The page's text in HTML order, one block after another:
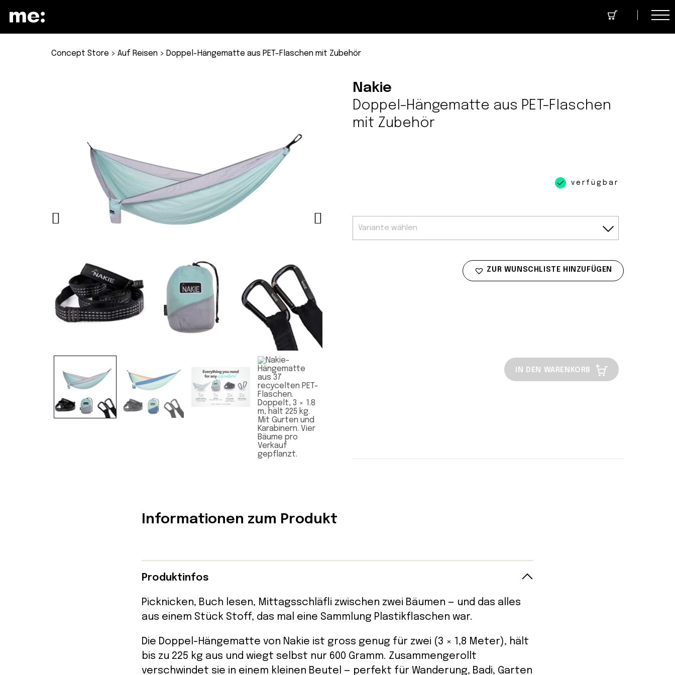
Community
Concept Store > Auf Reisen > Doppel-Hängematte aus PET-Flaschen mit Zubehör
Nakie
Doppel-Hängematte aus PET-Flaschen
mit Zubehör
verfügbar
IN DEN WARENKORB
ZUR WUNSCHLISTE HINZUFÜGEN
Informationen zum Produkt
Produktinfos
Picknicken, Buch lesen, Mittagsschläfli zwischen zwei Bäumen — und das alles
aus einem Stück Stoff, das mal eine Sammlung Plastikflaschen war.
Die Doppel-Hängematte von Nakie ist gross genug für zwei (3 × 1,8 Meter), hält
bis zu 225 kg aus und wiegt selbst nur 600 Gramm. Zusammengerollt
verschwindet sie in einem kleinen Beutel — perfekt für Wanderung, Badi, Garten